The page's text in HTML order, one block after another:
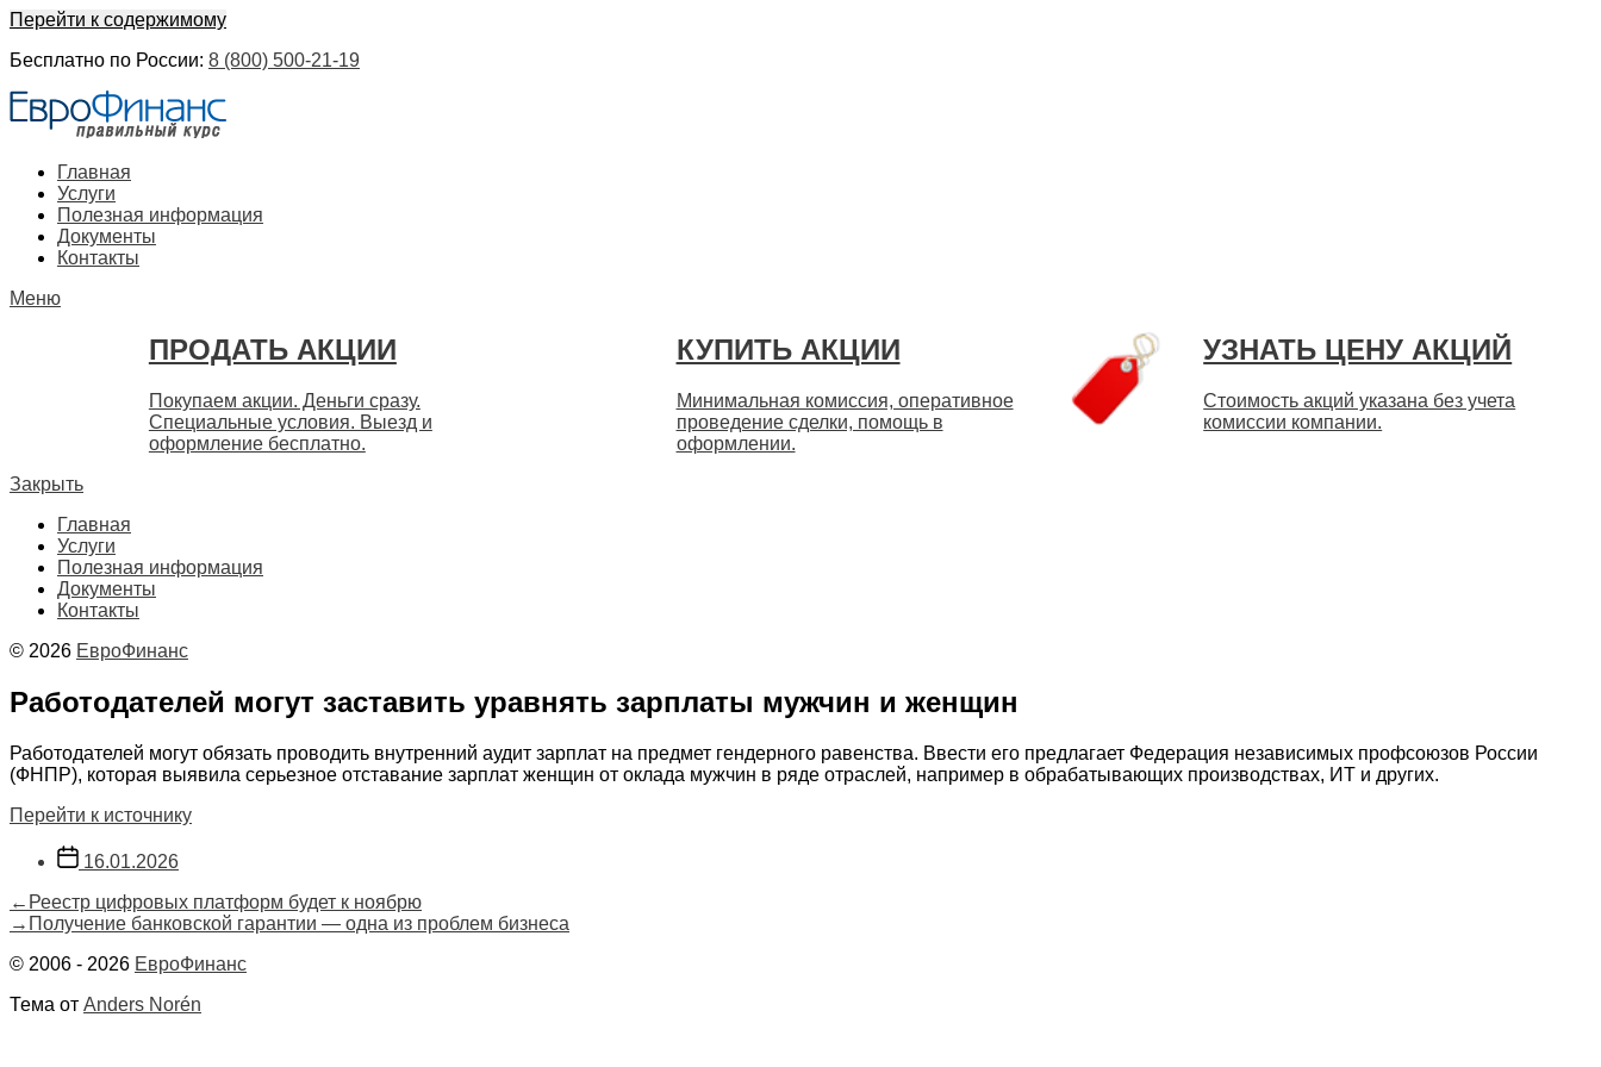
Перейти к содержимому
Бесплатно по России: 8 (800) 500-21-19
ЕвроФинанс
Главная
Услуги
Полезная информация
Документы
Контакты
Меню
ПРОДАТЬ АКЦИИ
Покупаем акции. Деньги сразу.
Специальные условия. Выезд и
оформление бесплатно.
КУПИТЬ АКЦИИ
Минимальная комиссия, оперативное
проведение сделки, помощь в
оформлении.
УЗНАТЬ ЦЕНУ АКЦИЙ
Стоимость акций указана без учета
комиссии компании.
Закрыть
Главная
Услуги
Полезная информация
Документы
Контакты
© 2026 ЕвроФинанс
Работодателей могут заставить уравнять зарплаты мужчин и женщин
Работодателей могут обязать проводить внутренний аудит зарплат на предмет гендерного равенства. Ввести его предлагает Федерация независимых профсоюзов России
(ФНПР), которая выявила серьезное отставание зарплат женщин от оклада мужчин в ряде отраслей, например в обрабатывающих производствах, ИТ и других.
Перейти к источнику
Дата
записи
16.01.2026
Навигация
по
записям
← Предыдущая
запись:
Реестр цифровых платформ будет к ноябрю
→ Следующая
Получение банковской гарантии — одна из проблем бизнеса
© 2006 - 2026 ЕвроФинанс
Тема от Anders Norén